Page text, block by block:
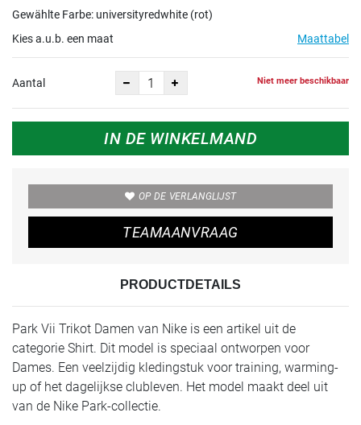
Gewählte Farbe: universityredwhite (rot)
Kies a.u.b. een maat
Maattabel
Aantal Niet meer beschikbaar
IN DE WINKELMAND
OP DE VERLANGLIJST
TEAMAANVRAAG
PRODUCTDETAILS
Park Vii Trikot Damen van Nike is een artikel uit de
categorie Shirt. Dit model is speciaal ontworpen voor
Dames. Een veelzijdig kledingstuk voor training, warming-
up of het dagelijkse clubleven. Het model maakt deel uit
van de Nike Park-collectie.